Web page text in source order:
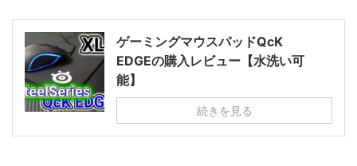
ゲーミングマウスパッドQcK
EDGEの購入レビュー【水洗い可
能】
続きを見る